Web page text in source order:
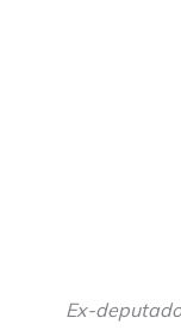
Ex-